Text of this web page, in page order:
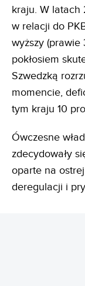
kraju. W latach
w relacji do
wyższy (prawie
pokłosiem
Szwedzką
momencie,
tym kraju 10
Ówczesne
zdecydowały
oparte na
deregulacji i